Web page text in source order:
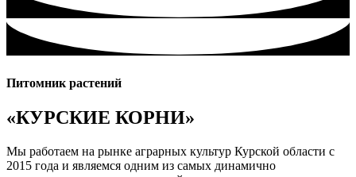
Питомник растений
«КУРСКИЕ КОРНИ»
Мы работаем на рынке аграрных культур Курской области с
2015 года и являемся одним из самых динамично